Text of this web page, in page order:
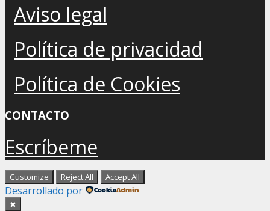
Aviso legal
Política de privacidad
Política de Cookies
CONTACTO
Escríbeme
Customize Reject All Accept All
Desarrollado por
✖